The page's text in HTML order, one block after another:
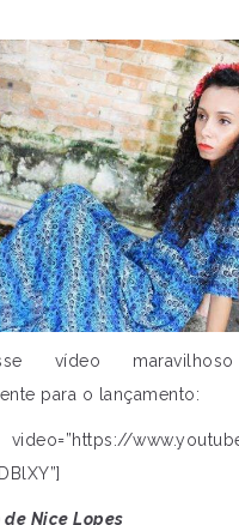
vídeo
para o lançamento:
Nice Lopes